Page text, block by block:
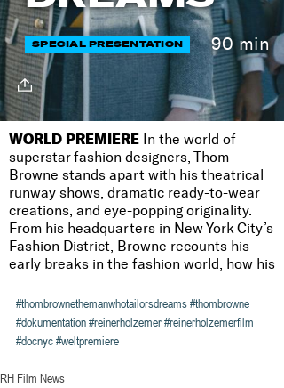
#thombrownethemanwhotailorsdreams#thombrowne
#dokumentation#reinerholzemer#reinerholzemerfilm
#docnyc#weltpremiere
RH Film News